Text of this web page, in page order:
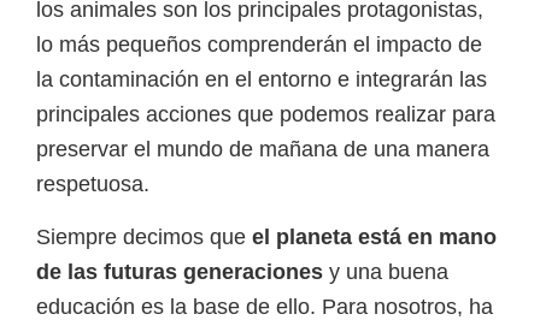
los animales son los principales protagonistas,
lo más pequeños comprenderán el impacto de
la contaminación en el entorno e integrarán las
principales acciones que podemos realizar para
preservar el mundo de mañana de una manera
respetuosa.
Siempre decimos que el planeta está en mano
de las futuras generaciones y una buena
educación es la base de ello. Para nosotros, ha